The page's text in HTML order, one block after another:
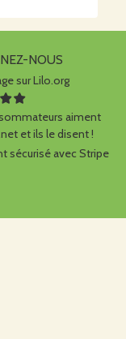
NOUS
sur Lilo.org
aiment
et ils le disent !
sécurisé avec Stripe